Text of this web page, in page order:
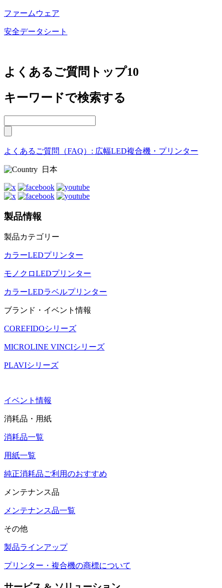
ファームウェア
安全データシート
よくあるご質問トップ10
キーワードで検索する
よくあるご質問（FAQ）: 広幅LED複合機・プリンター
日本
製品情報
製品カテゴリー
カラーLEDプリンター
モノクロLEDプリンター
カラーLEDラベルプリンター
ブランド・イベント情報
COREFIDOシリーズ
MICROLINE VINCIシリーズ
PLAVIシリーズ
イベント情報
消耗品・用紙
消耗品一覧
用紙一覧
純正消耗品ご利用のおすすめ
メンテナンス品
メンテナンス品一覧
その他
製品ラインアップ
プリンター・複合機の商標について